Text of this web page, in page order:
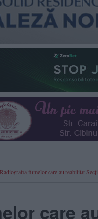
firmelor care au reabilitat
care